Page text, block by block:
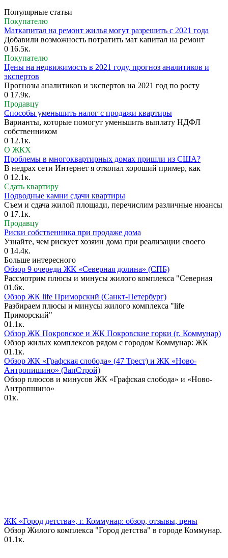
Популярные статьи
Покупателю
Маткапитал на ремонт жилья могут разрешить с 2021 года
Добавили возможность потратить мат капитал на ремонт
0 16.5к.
Покупателю
Цены на недвижимость в 2021 году, прогноз аналитиков и
экспертов
Прогнозы аналитиков и экспертов на 2021 год по росту
0 17.9к.
Продавцу
Способы уменьшить налог с продажи квартиры
Варианты, которые помогут уменьшить выплату НДФЛ
собственником
0 12.1к.
О ЖКХ
Проблемы в многоквартирных домах пришли из США?
В недрах сети Интернет я откопал хороший пример, как
0 12.1к.
Сдать квартиру
Подводные камни сдачи квартиры
Съем и сдача жилой площади, перечислим различные нюансы
0 17.1к.
Продавцу
Риски собственника при продаже дома
Узнайте, чем рискует хозяин дома при реализации своего
0 14.4к.
Больше интересного
Обзор 9 очереди ЖК «Северная долина» (СПБ)
Рассмотрим плюсы и минусы жилого комплекса "Северная
01.6к.
Обзор ЖК life Приморский (Санкт-Петербург)
Разбираем плюсы и минусы жилого комплекса "life
Приморский"
01.1к.
Обзор ЖК Покровское и ЖК Покровские горки (г. Коммунар)
Обзор жилых комплексов рядом с городом Коммунар: ЖК
01.1к.
Обзор ЖК «Графская слобода» (47 Трест) и ЖК «Ново-
Антропишино» (ЗапСтрой)
Обзор плюсов и минусов ЖК «Графская слобода» и «Ново-
Антропшино»
01к.
ЖК «Город детства», г. Коммунар: обзор, отзывы, цены
Обзор Жилого комплекса "Город детства" в городе Коммунар.
01.1к.